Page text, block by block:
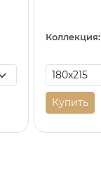
Коллекция:
Купить